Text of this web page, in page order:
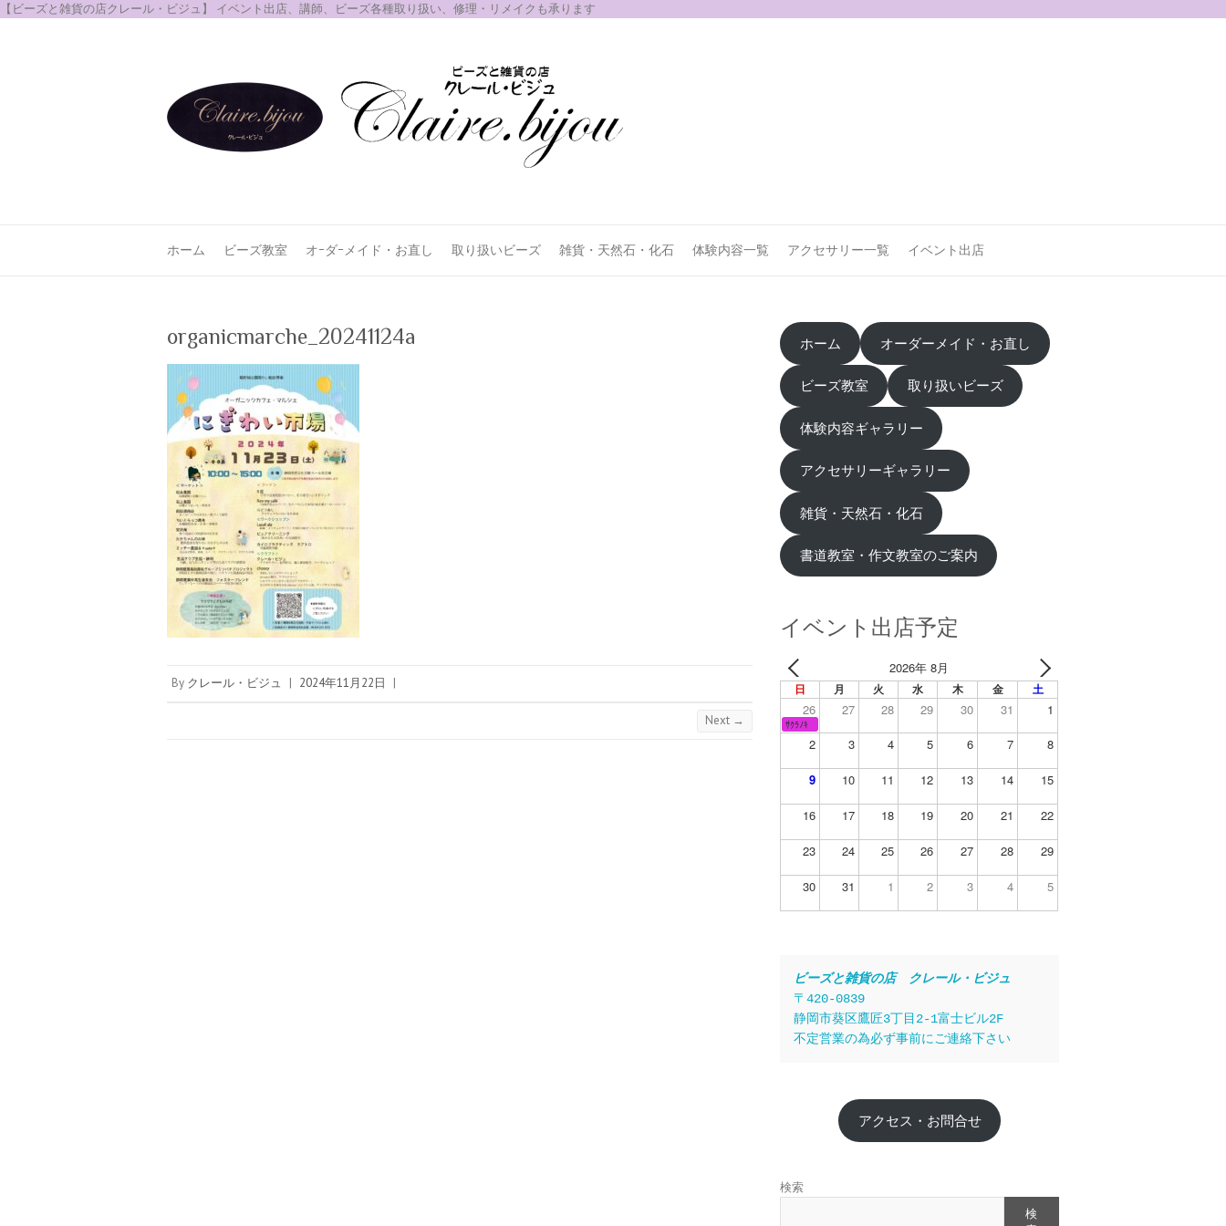
【ビーズと雑貨の店クレール・ビジュ】 イベント出店、講師、ビーズ各種取り扱い、修理・リメイクも承ります
ホーム ビーズ教室 オｰダｰメイド・お直し 取り扱いビーズ 雑貨・天然石・化石 体験内容一覧 アクセサリー一覧 イベント出店
organicmarche_20241124a
By クレール・ビジュ | 2024年11月22日 |
Next →
ホーム オーダーメイド・お直し
ビーズ教室 取り扱いビーズ
体験内容ギャラリー
アクセサリーギャラリー
雑貨・天然石・化石
書道教室・作文教室のご案内
イベント出店予定
2026年 8月
日 月 火 水 木 金 土
26 27 28 29 30 31 1
ｻｸﾗﾉｷ
2 3 4 5 6 7 8
9 10 11 12 13 14 15
16 17 18 19 20 21 22
23 24 25 26 27 28 29
30 31 1 2 3 4 5
ビーズと雑貨の店　クレール・ビジュ
〒420-0839
静岡市葵区鷹匠3丁目2-1富士ビル2F
不定営業の為必ず事前にご連絡下さい
アクセス・お問合せ
検索
検